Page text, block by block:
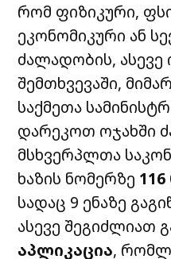
რომ ფიზიკური,
ეკონომიკური ან
ძალადობის, ასევე
შემთხვევაში,
საქმეთა
დარეკოთ ოჯახში
მსხვერპლთა
ხაზის ნომერზე
სადაც 9 ენაზე
ასევე შეგიძლიათ
აპლიკაცია,